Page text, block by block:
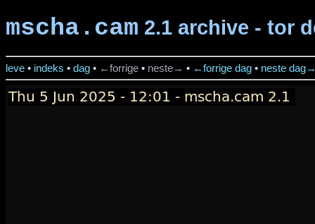
mscha.cam 2.1 archive - tor
leve • indeks • dag • ←forrige • neste→ • ←forrige dag • neste